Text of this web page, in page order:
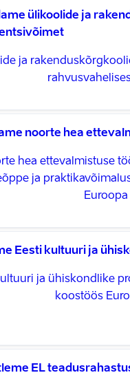
ülikoolide ja
ja
noorte hea
hea ettevalmistuse
ja
Eesti kultuuri ja
ja ühiskondlike
koostöös
EL